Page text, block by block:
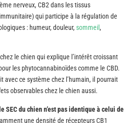
nerveux, CB2 dans les tissus
qui participe à la régulation de
: humeur, douleur, sommeil,
le chien qui explique l’intérêt croissant
les phytocannabinoïdes comme le CBD.
avec ce système chez l’humain, il pourrait
observables chez le chien aussi.
SEC du chien n’est pas identique à celui de
une densité de récepteurs CB1